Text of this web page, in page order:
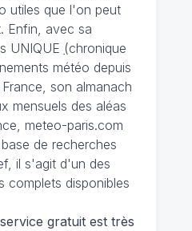
utiles que l'on peut
Enfin, avec sa
UNIQUE (chronique
météo depuis
son almanach
mensuels des aléas
meteo-paris.com
de recherches
il s'agit d'un des
complets disponibles
gratuit est très